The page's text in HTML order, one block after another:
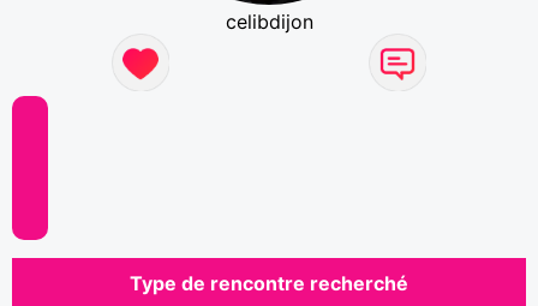
celibdijon
Type de rencontre recherché